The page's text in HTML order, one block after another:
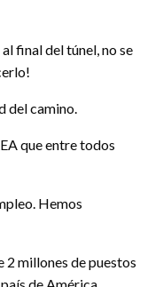
final del túnel, no se
del camino.
que entre todos
Hemos
2 millones de puestos